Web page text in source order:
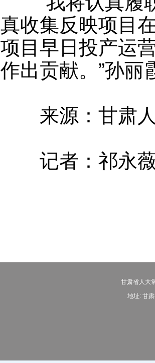
真收集反映项目
项目早日投产运
作出贡献。”孙丽
来源：甘肃人
记者：祁永
甘肃省人大
地址: 甘